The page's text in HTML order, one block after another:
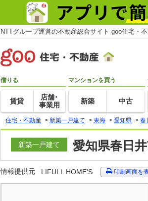
NTTグループ運営の不動産総合サイト goo住宅・
借りる
賃貸
店舗･
事業用
マンションを買う
新築 中古
住宅・不動産 > 新築一戸建て > 東海 > 愛知県 > 春
新築一戸建て 愛知県春日
情報提供元 LIFULL HOME'S 印刷画面を